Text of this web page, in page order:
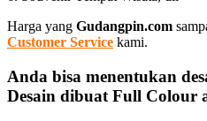
Harga yang Gudangpin.com
Customer Service kami.
Anda bisa menentukan
Desain dibuat Full Colour